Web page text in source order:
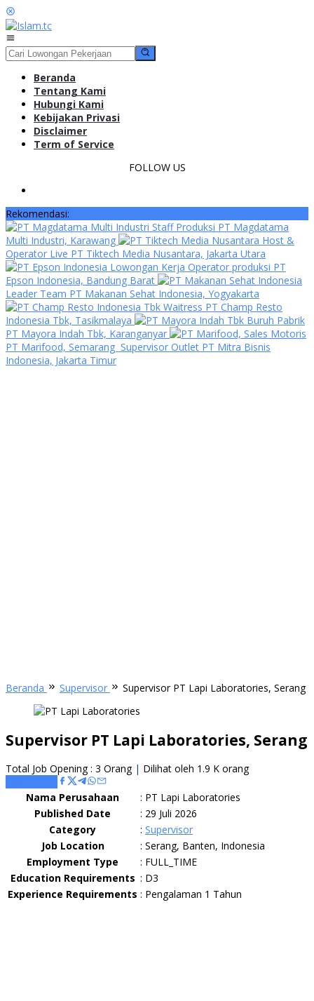
Loncat
ke
konten
Mobile
Beranda
Tentang Kami
Hubungi Kami
Kebijakan Privasi
Disclaimer
Term of Service
FOLLOW US
Rekomendasi:
Staff Produksi PT Magdatama
Multi Industri, Karawang
Host &
Operator Live PT Tiktech Media Nusantara, Jakarta Utara
Lowongan Kerja Operator produksi PT
Epson Indonesia, Bandung Barat
Leader Team PT Makanan Sehat Indonesia, Yogyakarta
Waitress PT Champ Resto
Indonesia Tbk, Tasikmalaya
Buruh Pabrik
PT Mayora Indah Tbk, Karanganyar
Sales Motoris
PT Marifood, Semarang Supervisor Outlet PT Mitra Bisnis
Indonesia, Jakarta Timur
Beranda Supervisor Supervisor PT Lapi Laboratories, Serang
Supervisor PT Lapi Laboratories, Serang
Total Job Opening : 3 Orang | Dilihat oleh 1.9 K orang
Nama Perusahaan
: PT Lapi Laboratories
Published Date
: 29 Juli 2026
Category
: Supervisor
Job Location
: Serang, Banten, Indonesia
Employment Type
: FULL_TIME
Education Requirements : D3
Experience Requirements : Pengalaman 1 Tahun